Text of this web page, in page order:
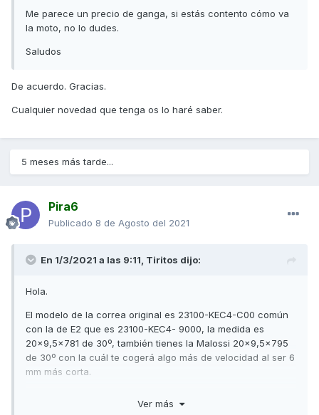
Me parece un precio de ganga, si estás contento cómo va
la moto, no lo dudes.
Saludos
De acuerdo. Gracias.
Cualquier novedad que tenga os lo haré saber.
5 meses más tarde...
Pira6
Publicado 8 de Agosto del 2021
En 1/3/2021 a las 9:11, Tiritos dijo:
Hola.
El modelo de la correa original es 23100-KEC4-C00 común
con la de E2 que es 23100-KEC4- 9000, la medida es
20x9,5x781 de 30º, también tienes la Malossi 20x9,5x795
de 30º con la cuál te cogerá algo más de velocidad al ser 6
mm más corta.
de origen va muy lenta, con los rodillos redondos que va
Ver más